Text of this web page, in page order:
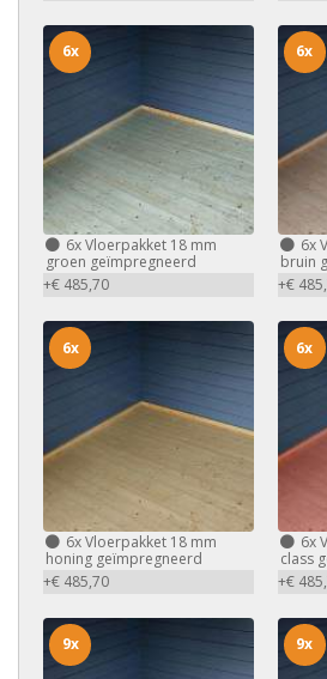
6xVloerpakket 18 mm
groen geïmpregneerd
+€ 485,70
6x
6x
bruin
+€
6x
6xVloerpakket 18 mm
honing geïmpregneerd
+€ 485,70
6x
6x
class
+€
6x
9x 9x